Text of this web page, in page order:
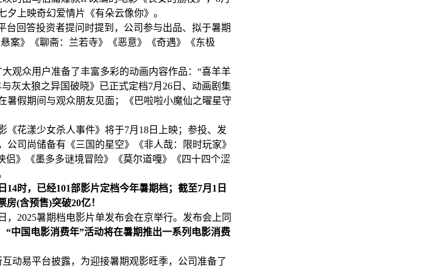
夕上映奇幻爱情片《有朵云像你》。
台回答投资者提问时提到，公司参与出品、拟于暑期
案》《聊斋：兰若寺》《恶意》《奇遇》《东极
观众用户准备了丰富多彩的动画内容作品：“喜羊羊
灰太狼之异国破晓》已正式定档7月26日、动画剧集
暑假期间与观众朋友见面；《巴啦啦小魔仙之曜星守
《花漾少女杀人事件》将于7月18日上映；参投、发
公司尚储备有《三国的星空》《非人哉：限时玩家》
侣》《墨多多谜境冒险》《莫尔道嘎》《四十四个涩
14时，已经101部影片定档今年暑期档；截至7月1日
房(含预售)突破20亿！
2025暑期档电影片单发布会在京举行。发布会上同
“中国电影消费年”活动将在暑期推出一系列电影消费
动易平台披露，为迎接暑期观影旺季，公司准备了